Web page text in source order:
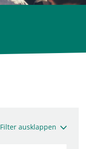
Filter ausklappen